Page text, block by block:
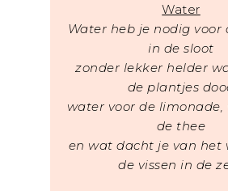
Water
Water heb je nodig voor
in de sloot
zonder lekker helder
de plantjes
water voor de limonade,
de thee
en wat dacht je van het
de vissen in de